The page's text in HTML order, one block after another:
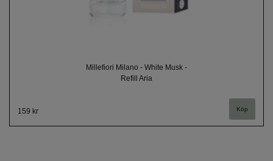
Millefiori Milano - White Musk -
Refill Aria
159 kr